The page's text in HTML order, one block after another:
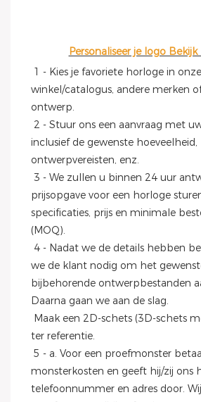
Personaliseer je logo
winkel/catalogus, andere merken
ontwerp.
inclusief de gewenste hoeveelheid,
ontwerpvereisten, enz.
prijsopgave voor een horloge
specificaties, prijs en minimale
(MOQ).
we de klant nodig om het
bijbehorende ontwerpbestanden
Daarna gaan we aan de slag.
ter referentie.
monsterkosten en geeft hij/zij ons
telefoonnummer en adres door.